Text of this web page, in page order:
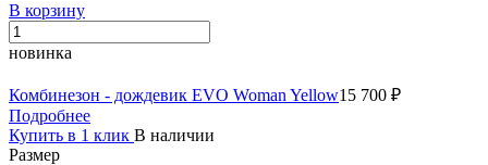
В корзину
новинка
Комбинезон - дождевик EVO Woman Yellow15 700 ₽
Подробнее
Купить в 1 клик В наличии
Размер